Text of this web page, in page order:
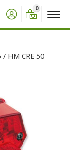
0
HM CRE 50